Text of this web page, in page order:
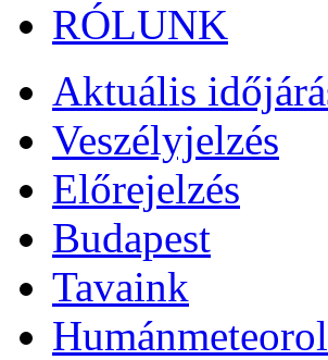
RÓLUNK
Aktuális
Veszélyjelzés
Előrejelzés
Budapest
Tavaink